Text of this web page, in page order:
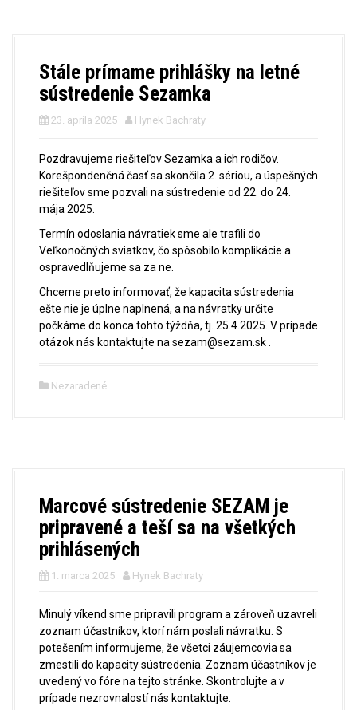
Stále prímame prihlášky na letné
sústredenie Sezamka
23. apríla 2025 Hynek Bachraty
Pozdravujeme riešiteľov Sezamka a ich rodičov.
Korešpondenčná časť sa skončila 2. sériou, a úspešných
riešiteľov sme pozvali na sústredenie od 22. do 24.
mája 2025.
Termín odoslania návratiek sme ale trafili do
Veľkonočných sviatkov, čo spôsobilo komplikácie a
ospravedlňujeme sa za ne.
Chceme preto informovať, že kapacita sústredenia
ešte nie je úplne naplnená, a na návratky určite
počkáme do konca tohto týždňa, tj. 25.4.2025. V prípade
otázok nás kontaktujte na sezam@sezam.sk .
Nezaradené
Marcové sústredenie SEZAM je
pripravené a teší sa na všetkých
prihlásených
1. marca 2025 Hynek Bachraty
Minulý víkend sme pripravili program a zároveň uzavreli
zoznam účastníkov, ktorí nám poslali návratku. S
potešením informujeme, že všetci záujemcovia sa
zmestili do kapacity sústredenia. Zoznam účastníkov je
uvedený vo fóre na tejto stránke. Skontrolujte a v
prípade nezrovnalostí nás kontaktujte.